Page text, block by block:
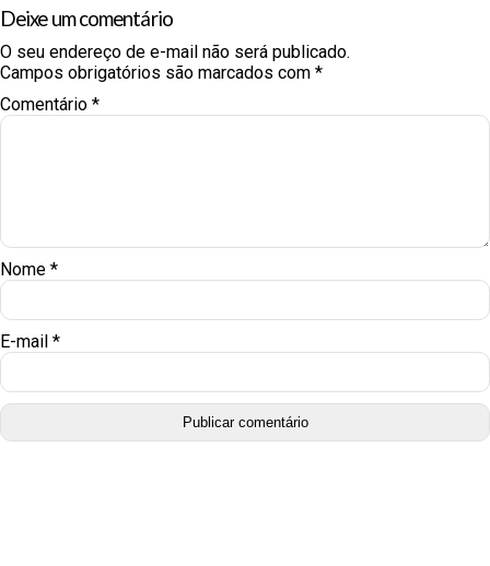
Deixe um comentário
O seu endereço de e-mail não será publicado.
Campos obrigatórios são marcados com *
Comentário *
Nome *
E-mail *